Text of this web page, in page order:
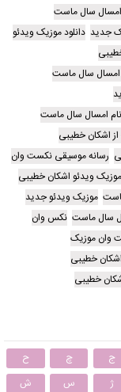
امسال سال ماست
جدید دانلود موزیک ویدئو
امسال سال ماست
امسال سال ماست
اشکان خطیبی
رسانه موسیقی نکست وان
موزیک ویدئو اشکان خطیبی
موزیک ویدئو جدید
سال ماست نکس وان
وان موزیک
خطیبی
خطیبی
ج چ
ح
ژ س
ش